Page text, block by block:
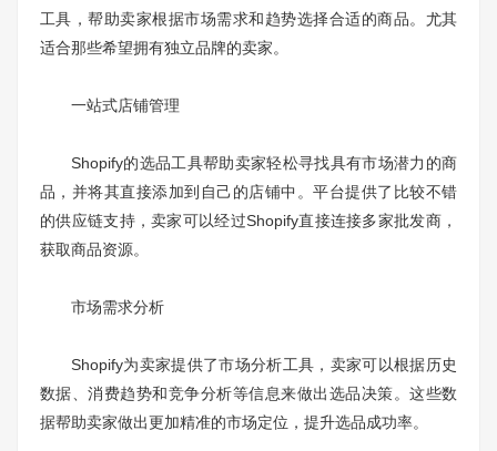
工具，帮助卖家根据市场需求和趋势选择合适的商品。尤其
适合那些希望拥有独立品牌的卖家。
一站式店铺管理
Shopify的选品工具帮助卖家轻松寻找具有市场潜力的商
品，并将其直接添加到自己的店铺中。平台提供了比较不错
的供应链支持，卖家可以经过Shopify直接连接多家批发商，
获取商品资源。
市场需求分析
Shopify为卖家提供了市场分析工具，卖家可以根据历史
数据、消费趋势和竞争分析等信息来做出选品决策。这些数
据帮助卖家做出更加精准的市场定位，提升选品成功率。